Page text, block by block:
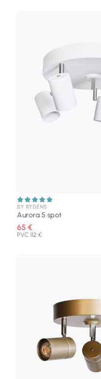
BY RYDÉNS
Aurora 5 spot
65 €
PVC 112 €